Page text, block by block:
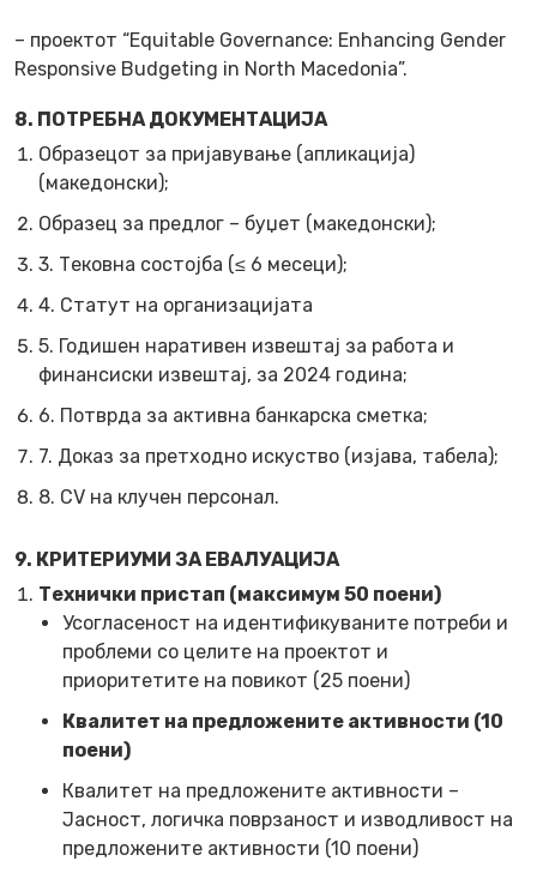
– проектот “Equitable Governance: Enhancing Gender
Responsive Budgeting in North Macedonia”.
8. ПОТРЕБНА ДОКУМЕНТАЦИЈА
Образецот за пријавување (апликација)
(македонски);
Образец за предлог – буџет (македонски);
3. Тековна состојба (≤ 6 месеци);
4. Статут на организацијата
5. Годишен наративен извештај за работа и
финансиски извештај, за 2024 година;
6. Потврда за активна банкарска сметка;
7. Доказ за претходно искуство (изјава, табела);
8. CV на клучен персонал.
9. КРИТЕРИУМИ ЗА ЕВАЛУАЦИЈА
Технички пристап (максимум 50 поени)
Усогласеност на идентификуваните потреби и
проблеми со целите на проектот и
приоритетите на повикот (25 поени)
Квалитет на предложените активности (10
поени)
Квалитет на предложените активности –
Јасност, логичка поврзаност и изводливост на
предложените активности (10 поени)